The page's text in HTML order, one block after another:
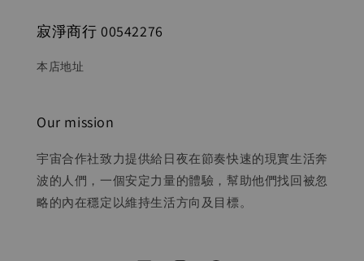
寂淨商行 00542276
本店地址
Our mission
宇宙合作社致力提供給日夜在節奏快速的現實生活奔
波的人們，一個安定力量的體驗，幫助他們找回被忽
略的內在穩定以維持生活方向及目標。